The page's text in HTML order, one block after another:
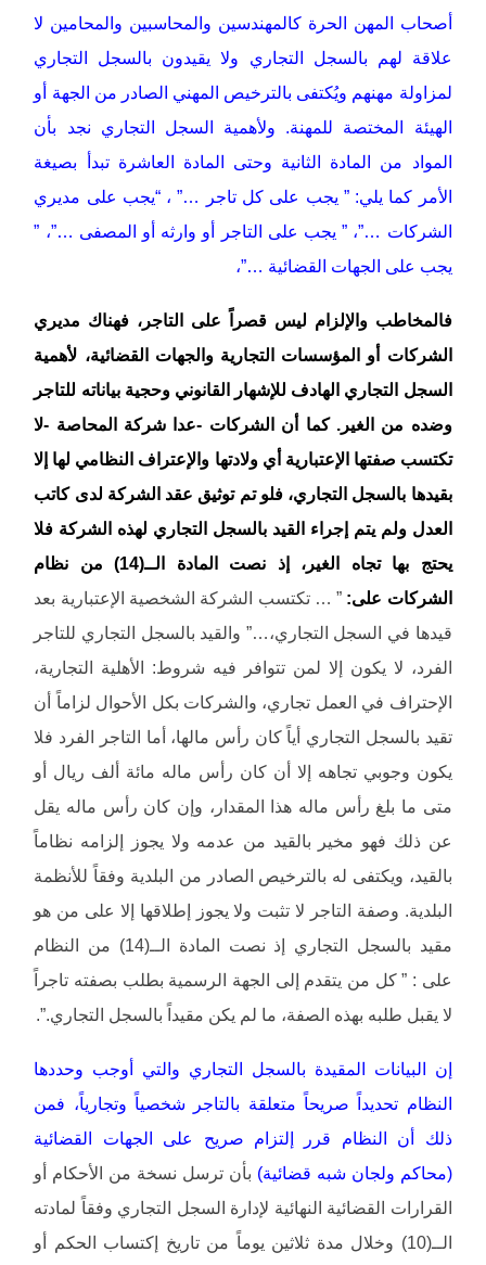
أصحاب المهن الحرة كالمهندسين والمحاسبين والمحامين لا
علاقة لهم بالسجل التجاري ولا يقيدون بالسجل التجاري
لمزاولة مهنهم ويُكتفى بالترخيص المهني الصادر من الجهة أو
الهيئة المختصة للمهنة. ولأهمية السجل التجاري نجد بأن
المواد من المادة الثانية وحتى المادة العاشرة تبدأ بصيغة
الأمر كما يلي: ” يجب على كل تاجر …” ، “يجب على مديري
الشركات …”، ” يجب على التاجر أو وارثه أو المصفى …”، ”
يجب على الجهات القضائية …”،
فالمخاطب والإلزام ليس قصراً على التاجر، فهناك مديري
الشركات أو المؤسسات التجارية والجهات القضائية، لأهمية
السجل التجاري الهادف للإشهار القانوني وحجية بياناته للتاجر
وضده من الغير. كما أن الشركات -عدا شركة المحاصة -لا
تكتسب صفتها الإعتبارية أي ولادتها والإعتراف النظامي لها إلا
بقيدها بالسجل التجاري، فلو تم توثيق عقد الشركة لدى كاتب
العدل ولم يتم إجراء القيد بالسجل التجاري لهذه الشركة فلا
يحتج بها تجاه الغير، إذ نصت المادة الــ(14) من نظام
الشركات على: ” … تكتسب الشركة الشخصية الإعتبارية بعد
قيدها في السجل التجاري،…” والقيد بالسجل التجاري للتاجر
الفرد، لا يكون إلا لمن تتوافر فيه شروط: الأهلية التجارية،
الإحتراف في العمل تجاري، والشركات بكل الأحوال لزاماً أن
تقيد بالسجل التجاري أياً كان رأس مالها، أما التاجر الفرد فلا
يكون وجوبي تجاهه إلا أن كان رأس ماله مائة ألف ريال أو
متى ما بلغ رأس ماله هذا المقدار، وإن كان رأس ماله يقل
عن ذلك فهو مخير بالقيد من عدمه ولا يجوز إلزامه نظاماً
بالقيد، ويكتفى له بالترخيص الصادر من البلدية وفقاً للأنظمة
البلدية. وصفة التاجر لا تثبت ولا يجوز إطلاقها إلا على من هو
مقيد بالسجل التجاري إذ نصت المادة الــ(14) من النظام
على : ” كل من يتقدم إلى الجهة الرسمية بطلب بصفته تاجراً
لا يقبل طلبه بهذه الصفة، ما لم يكن مقيداً بالسجل التجاري.”.
إن البيانات المقيدة بالسجل التجاري والتي أوجب وحددها
النظام تحديداً صريحاً متعلقة بالتاجر شخصياً وتجارياً، فمن
ذلك أن النظام قرر إلتزام صريح على الجهات القضائية
(محاكم ولجان شبه قضائية) بأن ترسل نسخة من الأحكام أو
القرارات القضائية النهائية لإدارة السجل التجاري وفقاً لمادته
الــ(10) وخلال مدة ثلاثين يوماً من تاريخ إكتساب الحكم أو